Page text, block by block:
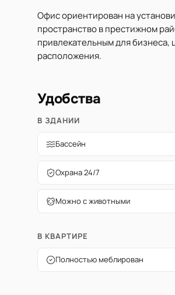
Офис ориентирован на
пространство в престижном
привлекательным для
расположения.
Удобства
В ЗДАНИИ
Бассейн
Охрана 24/7
Можно с животными
В КВАРТИРЕ
Полностью меблирован